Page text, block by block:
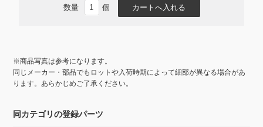
数量 個
※商品写真は参考になります。
同じメーカー・部品でもロットや入荷時期によって細部が異なる場合があ
ります。あらかじめご了承ください。
同カテゴリの登録パーツ